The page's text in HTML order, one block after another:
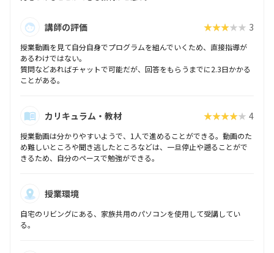
講師の評価 ★★★★★ 3
授業動画を見て自分自身でプログラムを組んでいくため、直接指導が
あるわけではない。
質問などあればチャットで可能だが、回答をもらうまでに2.3日かかる
ことがある。
カリキュラム・教材 ★★★★★ 4
授業動画は分かりやすいようで、1人で進めることができる。動画のた
め難しいところや聞き逃したところなどは、一旦停止や遡ることがで
きるため、自分のペースで勉強ができる。
授業環境
自宅のリビングにある、家族共用のパソコンを使用して受講してい
る。